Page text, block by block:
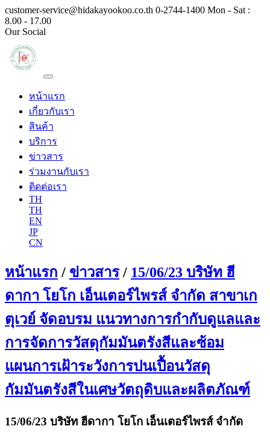
customer-service@hidakayookoo.co.th 0-2744-1400 Mon - Sat :
8.00 - 17.00
Our Social
หน้าแรก
เกี่ยวกับเรา
สินค้า
บริการ
ข่าวสาร
ร่วมงานกับเรา
ติดต่อเรา
TH
TH
EN
JP
CN
หน้าแรก / ข่าวสาร/ 15/06/23 บริษัท ฮี
ดากา โยโก เอ็นเตอร์ไพรส์ จำกัด สาขาเก
ตุเวย์ จัดอบรม แนวทางการกำกับดูแลและ
การจัดการวัสดุกัมมันตรังสีและซ้อม
แผนการเฝ้าระวังการปนเปื้อนวัสดุ
กัมมันตรังสีในเศษวัตถุดิบและผลิตภัณฑ์
15/06/23 บริษัท ฮีดากา โยโก เอ็นเตอร์ไพรส์ จำกัด